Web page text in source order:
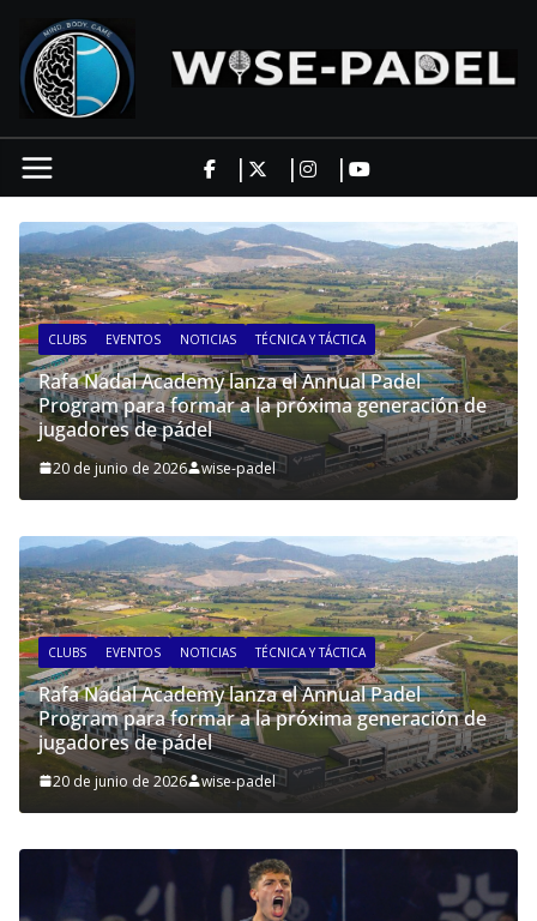
contenido
CLUBS EVENTOS NOTICIAS TÉCNICA Y TÁCTICA
Rafa Nadal Academy lanza el Annual Padel
Program para formar a la próxima generación de
jugadores de pádel
20 de junio de 2026 wise-padel
CLUBS EVENTOS NOTICIAS TÉCNICA Y TÁCTICA
Rafa Nadal Academy lanza el Annual Padel
Program para formar a la próxima generación de
jugadores de pádel
20 de junio de 2026 wise-padel